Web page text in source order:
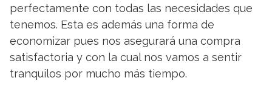
perfectamente con todas las necesidades que
tenemos. Esta es además una forma de
economizar pues nos asegurará una compra
satisfactoria y con la cual nos vamos a sentir
tranquilos por mucho más tiempo.